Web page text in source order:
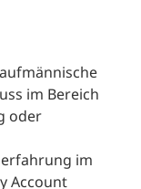
im Bereich
oder
im
Account